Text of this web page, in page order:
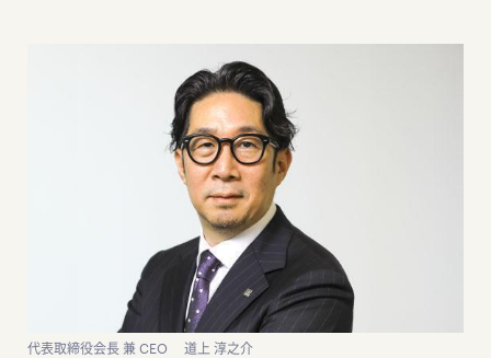
代表取締役会長 兼 CEO 道上 淳之介